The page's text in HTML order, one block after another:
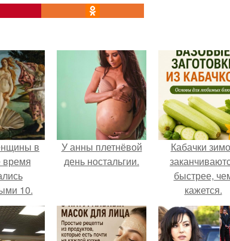
в
время
10.
У анны плетнёвой
день ностальгии.
Кабачки
быстрее,
кажется.